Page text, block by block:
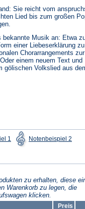
Sie reicht vom
Lied bis zum großen
bekannte Musik an: Etwa
einer Liebeserklärung zu
Chorarrangements
einem neuem Text und
gölischen Volkslied aus
1
(Öffnet
in
einem
Tab)
Notenbeispiel 2in
Tab)
zu erhalten, diese
Warenkorb zu legen, die
klicken.
Preis